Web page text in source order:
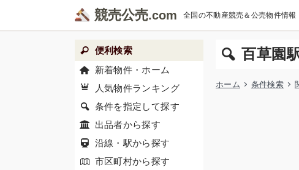
競売公売 全国の不動産競売＆公売物件情報
百草園
ホーム 条件検索
便利検索
新着物件・ホーム
人気物件ランキング
条件を指定して探す
出品者から探す
沿線・駅から探す
市区町村から探す